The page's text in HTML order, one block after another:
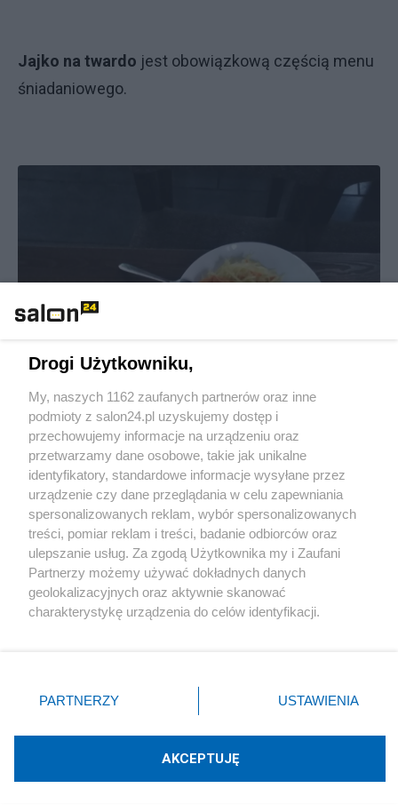
Jajko na twardo jest obowiązkową częścią menu
śniadaniowego.
części wyspy Lantau na Nowych Terytoriach
Hongkongu.
Drogi Użytkowniku,
My, naszych 1162 zaufanych partnerów oraz inne
podmioty z salon24.pl uzyskujemy dostęp i
przechowujemy informacje na urządzeniu oraz
przetwarzamy dane osobowe, takie jak unikalne
identyfikatory, standardowe informacje wysyłane przez
urządzenie czy dane przeglądania w celu zapewniania
spersonalizowanych reklam, wybór spersonalizowanych
treści, pomiar reklam i treści, badanie odbiorców oraz
ulepszanie usług. Za zgodą Użytkownika my i Zaufani
Partnerzy możemy używać dokładnych danych
geolokalizacyjnych oraz aktywnie skanować
charakterystykę urządzenia do celów identyfikacji.
zmienić/wycofać klikając przycisk ustawień prywatności
znajdujący się w lewym dolnym rogu strony
rodzaje przetwarzania danych nie wymagają zgody
użytkownika, ale masz prawo sprzeciwić się takiemu
PARTNERZY USTAWIENIA
AKCEPTUJĘ